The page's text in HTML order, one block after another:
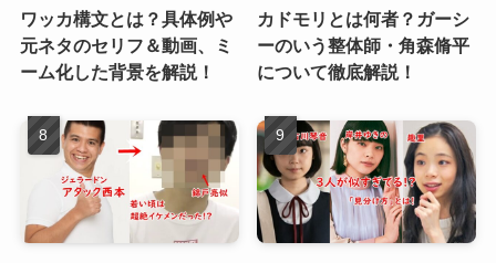
ワッカ構文とは？具体例や
元ネタのセリフ＆動画、ミ
ーム化した背景を解説！
カドモリとは何者？ガーシ
ーのいう整体師・角森脩平
について徹底解説！